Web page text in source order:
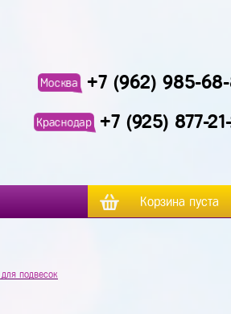
Москва +7 (962) 985-
Краснодар +7 (925) 877-
Корзина пуста
подвесок